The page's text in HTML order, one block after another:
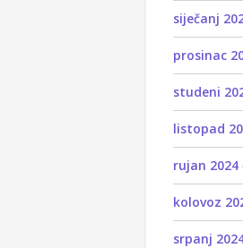
siječanj
prosinac
studeni
listopad
rujan 2024
kolovoz
srpanj